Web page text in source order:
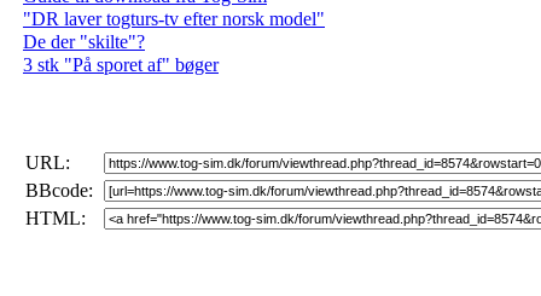
"DR laver togturs-tv efter norsk model"
De der "skilte"?
3 stk "På sporet af" bøger
URL:
BBcode:
HTML: